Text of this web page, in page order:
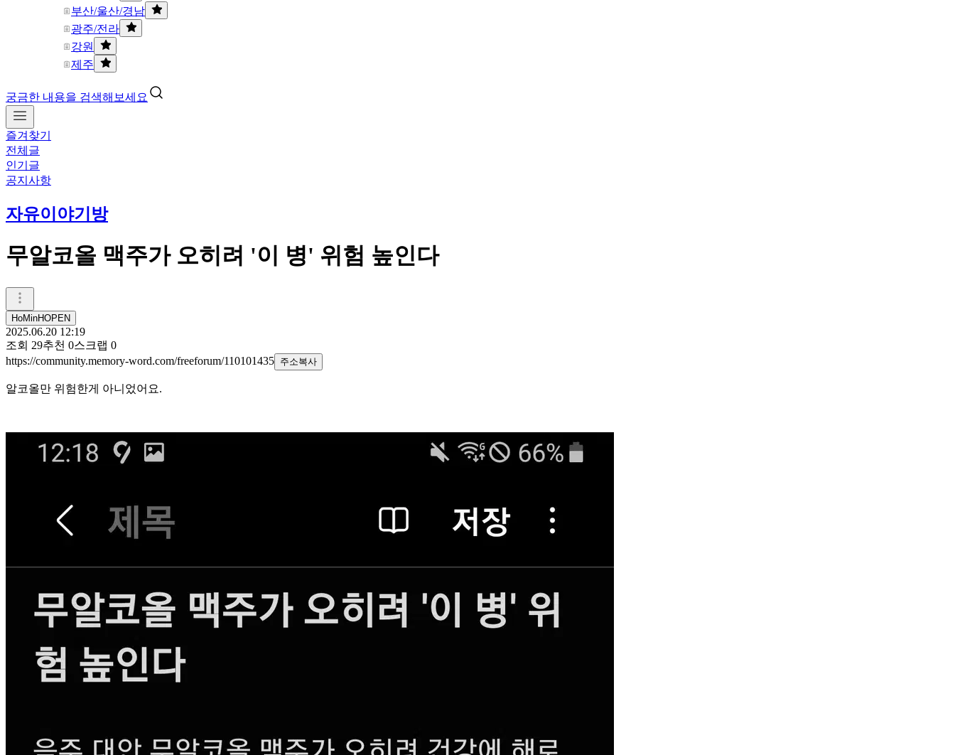
부산/울산/경남
광주/전라
강원
제주
궁금한 내용을 검색해보세요
즐겨찾기
전체글
인기글
공지사항
자유이야기방
무알코올 맥주가 오히려 '이 병' 위험 높인다
HoMinHOPEN
2025.06.20 12:19
조회 29추천 0스크랩 0
https://community.memory-word.com/freeforum/110101435 주소복사
알코올만 위험한게 아니었어요.